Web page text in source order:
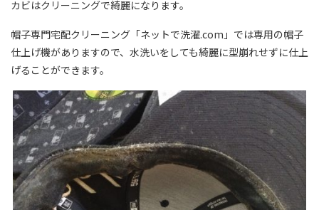
カビはクリーニングで綺麗になります。
帽子専門宅配クリーニング「ネットで洗濯.com」では専用の帽子
仕上げ機がありますので、水洗いをしても綺麗に型崩れせずに仕上
げることができます。